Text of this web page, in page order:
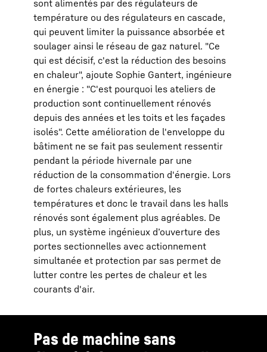
sont alimentés par des régulateurs de
température ou des régulateurs en cascade,
qui peuvent limiter la puissance absorbée et
soulager ainsi le réseau de gaz naturel. "Ce
qui est décisif, c'est la réduction des besoins
en chaleur", ajoute Sophie Gantert, ingénieure
en énergie : "C'est pourquoi les ateliers de
production sont continuellement rénovés
depuis des années et les toits et les façades
isolés". Cette amélioration de l'enveloppe du
bâtiment ne se fait pas seulement ressentir
pendant la période hivernale par une
réduction de la consommation d'énergie. Lors
de fortes chaleurs extérieures, les
températures et donc le travail dans les halls
rénovés sont également plus agréables. De
plus, un système ingénieux d’ouverture des
portes sectionnelles avec actionnement
simultanée et protection par sas permet de
lutter contre les pertes de chaleur et les
courants d'air.
Pas de machine sans